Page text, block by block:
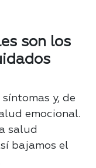
son los
y, de
emocional.
salud
bajamos el